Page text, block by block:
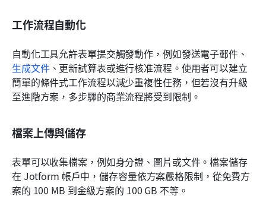
工作流程自動化
自動化工具允許表單提交觸發動作，例如發送電子郵件、
生成文件、更新試算表或進行核准流程。使用者可以建立
簡單的條件式工作流程以減少重複性任務，但若沒有升級
至進階方案，多步驟的商業流程將受到限制。
檔案上傳與儲存
表單可以收集檔案，例如身分證、圖片或文件。檔案儲存
在 Jotform 帳戶中，儲存容量依方案嚴格限制，從免費方
案的 100 MB 到金級方案的 100 GB 不等。